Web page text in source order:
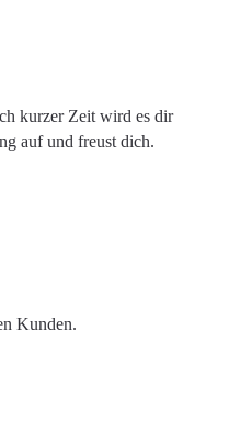
kurzer Zeit wird es dir
auf und freust dich.
5 Sternen
Kunden.